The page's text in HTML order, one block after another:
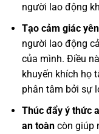
người lao động
Tạo cảm giác
người lao động
của mình. Điều
khuyến khích họ
phân tâm bởi sự
Thúc đẩy ý thức
an toàncòn giúp